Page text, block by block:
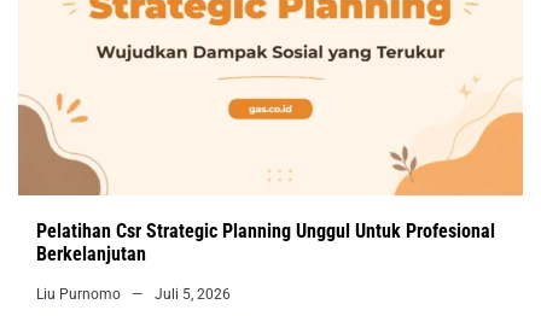
Pelatihan Csr Strategic Planning Unggul Untuk Profesional
Berkelanjutan
Liu Purnomo Juli 5, 2026